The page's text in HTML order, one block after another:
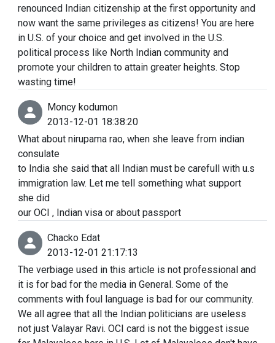
renounced Indian citizenship at the first opportunity and
now want the same privileges as citizens! You are here
in U.S. of your choice and get involved in the U.S.
political process like North Indian community and
promote your children to attain greater heights. Stop
wasting time!
Moncy kodumon
2013-12-01 18:38:20
What about nirupama rao, when she leave from indian
consulate
to India she said that all Indian must be carefull with u.s
immigration law. Let me tell something what support
she did
our OCI , Indian visa or about passport
Chacko Edat
2013-12-01 21:17:13
The verbiage used in this article is not professional and
it is for bad for the media in General. Some of the
comments with foul language is bad for our community.
We all agree that all the Indian politicians are useless
not just Valayar Ravi. OCI card is not the biggest issue